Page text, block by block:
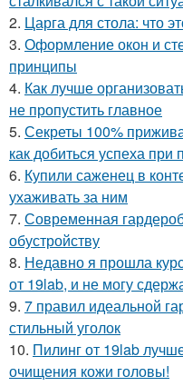
2. Царга для стола: что
3. Оформление окон и
принципы
4. Как лучше
не пропустить главное
5. Секреты 100%
как добиться успеха при
6. Купили саженец в
ухаживать за ним
7. Современная
обустройству
8. Недавно я прошла
от 19lab, и не могу
9. 7 правил идеальной
стильный уголок
10. Пилинг от 19lab
очищения кожи головы!